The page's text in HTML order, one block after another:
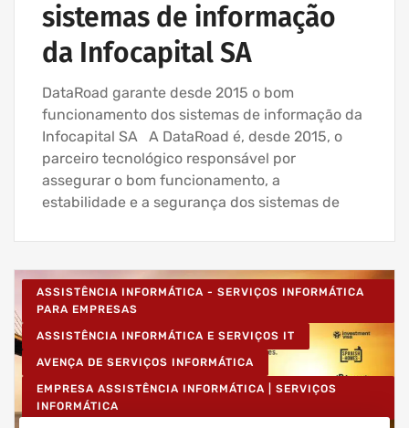
sistemas de informação
da Infocapital SA
DataRoad garante desde 2015 o bom
funcionamento dos sistemas de informação da
Infocapital SA A DataRoad é, desde 2015, o
parceiro tecnológico responsável por
assegurar o bom funcionamento, a
estabilidade e a segurança dos sistemas de
ASSISTÊNCIA INFORMÁTICA - SERVIÇOS INFORMÁTICA
PARA EMPRESAS
ASSISTÊNCIA INFORMÁTICA E SERVIÇOS IT
AVENÇA DE SERVIÇOS INFORMÁTICA
EMPRESA ASSISTÊNCIA INFORMÁTICA | SERVIÇOS
INFORMÁTICA